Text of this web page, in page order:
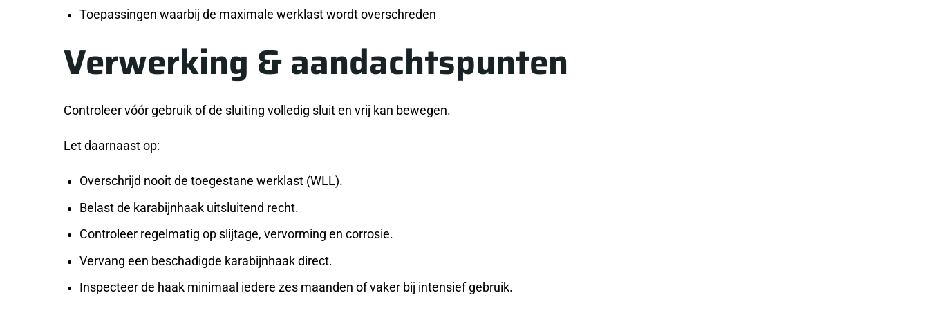
Toepassingen waarbij de maximale werklast wordt overschreden
Verwerking & aandachtspunten
Controleer vóór gebruik of de sluiting volledig sluit en vrij kan bewegen.
Let daarnaast op:
Overschrijd nooit de toegestane werklast (WLL).
Belast de karabijnhaak uitsluitend recht.
Controleer regelmatig op slijtage, vervorming en corrosie.
Vervang een beschadigde karabijnhaak direct.
Inspecteer de haak minimaal iedere zes maanden of vaker bij intensief gebruik.